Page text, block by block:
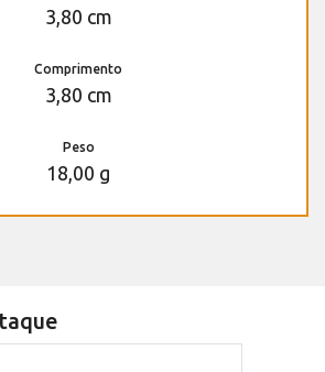
3,80 cm
Comprimento
3,80 cm
Peso
18,00 g